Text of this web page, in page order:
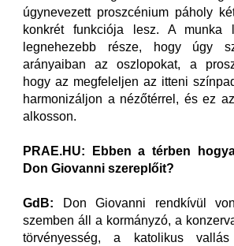
úgynevezett proszcénium páholy
konkrét funkciója lesz. A munka
legnehezebb része, hogy úgy
arányaiban az oszlopokat, a
hogy az megfeleljen az itteni
harmonizáljon a nézőtérrel, és ez
alkosson.
PRAE.HU: Ebben a térben
Don Giovanni szereplőit?
GdB: Don Giovanni rendkívül
szemben áll a kormányzó, a
törvényesség, a katolikus